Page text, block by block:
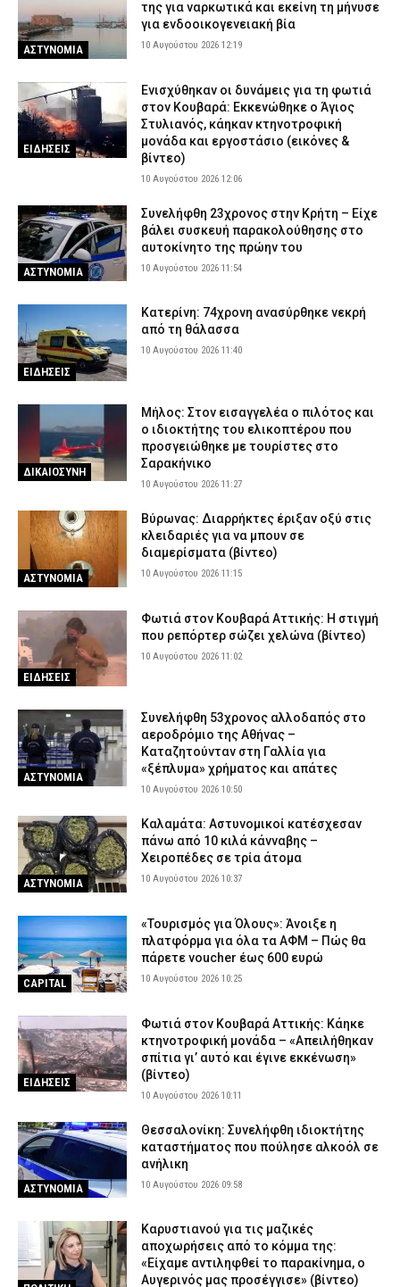
ΕΙΔΗΣΕΙΣ 9 Αυγούστου 2026 21:28
ΑΣΤΥΝΟΜΙΑ
της για ναρκωτικά και εκείνη τη μήνυσε
για ενδοοικογενειακή βία
10 Αυγούστου 2026 12:19
ΕΙΔΗΣΕΙΣ
Ενισχύθηκαν οι δυνάμεις για τη φωτιά
στον Κουβαρά: Εκκενώθηκε ο Άγιος
Στυλιανός, κάηκαν κτηνοτροφική
μονάδα και εργοστάσιο (εικόνες &
βίντεο)
10 Αυγούστου 2026 12:06
ΑΣΤΥΝΟΜΙΑ
Συνελήφθη 23χρονος στην Κρήτη – Είχε
βάλει συσκευή παρακολούθησης στο
αυτοκίνητο της πρώην του
10 Αυγούστου 2026 11:54
ΕΙΔΗΣΕΙΣ
Κατερίνη: 74χρονη ανασύρθηκε νεκρή
από τη θάλασσα
10 Αυγούστου 2026 11:40
ΔΙΚΑΙΟΣΥΝΗ
Μήλος: Στον εισαγγελέα ο πιλότος και
ο ιδιοκτήτης του ελικοπτέρου που
προσγειώθηκε με τουρίστες στο
Σαρακήνικο
10 Αυγούστου 2026 11:27
ΑΣΤΥΝΟΜΙΑ
Βύρωνας: Διαρρήκτες έριξαν οξύ στις
κλειδαριές για να μπουν σε
διαμερίσματα (βίντεο)
10 Αυγούστου 2026 11:15
ΕΙΔΗΣΕΙΣ
Φωτιά στον Κουβαρά Αττικής: Η στιγμή
που ρεπόρτερ σώζει χελώνα (βίντεο)
10 Αυγούστου 2026 11:02
ΑΣΤΥΝΟΜΙΑ
Συνελήφθη 53χρονος αλλοδαπός στο
αεροδρόμιο της Αθήνας –
Καταζητούνταν στη Γαλλία για
«ξέπλυμα» χρήματος και απάτες
10 Αυγούστου 2026 10:50
ΑΣΤΥΝΟΜΙΑ
Καλαμάτα: Αστυνομικοί κατέσχεσαν
πάνω από 10 κιλά κάνναβης –
Χειροπέδες σε τρία άτομα
10 Αυγούστου 2026 10:37
CAPITAL
«Τουρισμός για Όλους»: Άνοιξε η
πλατφόρμα για όλα τα ΑΦΜ – Πώς θα
πάρετε voucher έως 600 ευρώ
10 Αυγούστου 2026 10:25
ΕΙΔΗΣΕΙΣ
Φωτιά στον Κουβαρά Αττικής: Κάηκε
κτηνοτροφική μονάδα – «Απειλήθηκαν
σπίτια γι’ αυτό και έγινε εκκένωση»
(βίντεο)
10 Αυγούστου 2026 10:11
ΑΣΤΥΝΟΜΙΑ
Θεσσαλονίκη: Συνελήφθη ιδιοκτήτης
καταστήματος που πούλησε αλκοόλ σε
ανήλικη
10 Αυγούστου 2026 09:58
Καρυστιανού για τις μαζικές
αποχωρήσεις από το κόμμα της:
«Είχαμε αντιληφθεί το παρακίνημα, ο
Αυγερινός μας προσέγγισε» (βίντεο)